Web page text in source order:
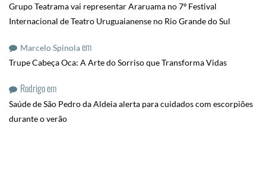
Grupo Teatrama vai representar Araruama no 7º Festival
Internacional de Teatro Uruguaianense no Rio Grande do Sul
Marcelo Spinolaem
Trupe Cabeça Oca: A Arte do Sorriso que Transforma Vidas
Rodrigoem
Saúde de São Pedro da Aldeia alerta para cuidados com escorpiões
durante o verão